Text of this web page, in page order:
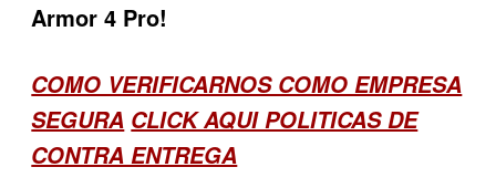
Armor 4 Pro!
COMO VERIFICARNOS COMO EMPRESA
SEGURA CLICK AQUI POLITICAS DE
CONTRA ENTREGA